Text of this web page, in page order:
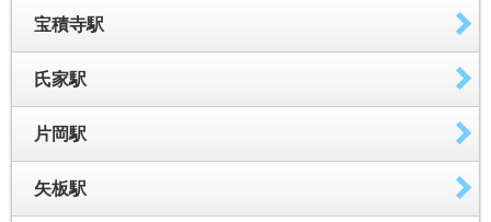
宝積寺駅
氏家駅
片岡駅
矢板駅